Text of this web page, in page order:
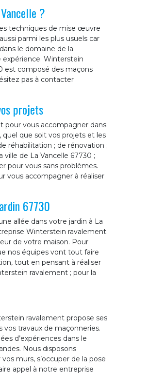
?
techniques de mise œuvre
parmi les plus usuels car
le domaine de la
expérience. Winterstein
est composé des maçons
pas à contacter
projets
pour vous accompagner dans
quel que soit vos projets et les
réhabilitation ; de rénovation ;
de La Vancelle 67730 ;
pour vous sans problèmes.
vous accompagner à réaliser
67730
allée dans votre jardin à La
Winterstein ravalement.
de votre maison. Pour
nos équipes vont tout faire
tout en pensant à réaliser
ravalement ; pour la
ravalement propose ses
vos travaux de maçonneries.
d’expériences dans le
Nous disposons
murs, s’occuper de la pose
appel à notre entreprise